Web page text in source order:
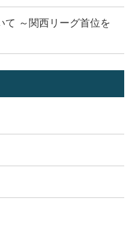
て ～関西リーグ首位を